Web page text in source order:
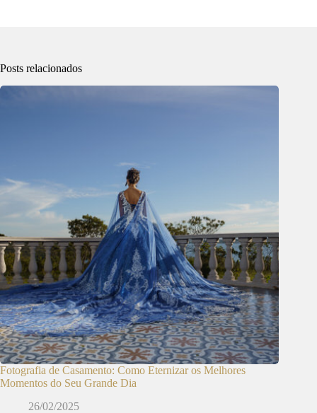
Posts relacionados
Fotografia de Casamento: Como Eternizar os Melhores
Momentos do Seu Grande Dia
26/02/2025